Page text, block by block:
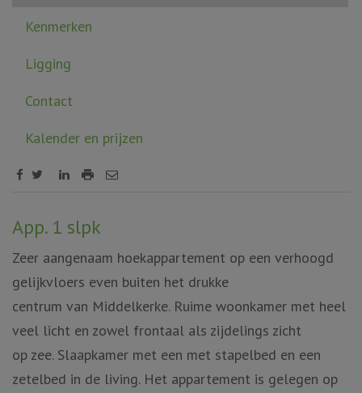
Kenmerken
Ligging
Contact
Kalender en prijzen
Omschrijving
App. 1 slpk
Zeer aangenaam hoekappartement op een verhoogd
gelijkvloers even buiten het drukke
centrum van Middelkerke. Ruime woonkamer met heel
veel licht en zowel frontaal als zijdelings zicht
op zee. Slaapkamer met een met stapelbed en een
zetelbed in de living. Het appartement is gelegen op